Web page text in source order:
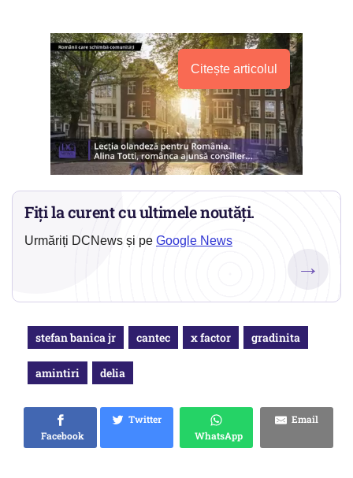
Citește articolul
Fiți la curent cu ultimele noutăți.
Urmăriți DCNews și pe Google News
→
stefan banica jr cantec x factor gradinita
amintiri delia
Facebook
Twitter
WhatsApp
Email